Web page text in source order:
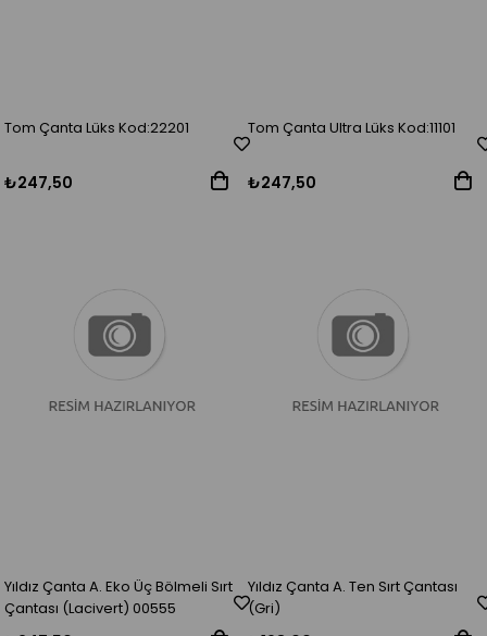
Tom Çanta Lüks Kod:22201
₺247,50
Tom Çanta Ultra Lüks Kod:11101
₺247,50
Yıldız Çanta A. Eko Üç Bölmeli Sırt
Çantası (Lacivert) 00555
Yıldız Çanta A. Ten Sırt Çantası
(Gri)